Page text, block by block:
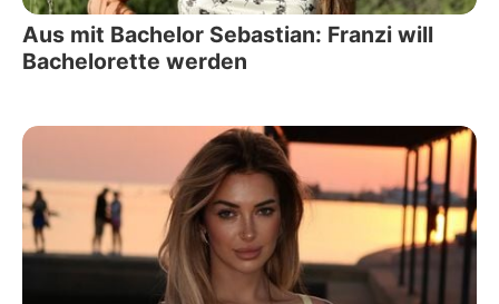
Aus mit Bachelor Sebastian: Franzi will
Bachelorette werden